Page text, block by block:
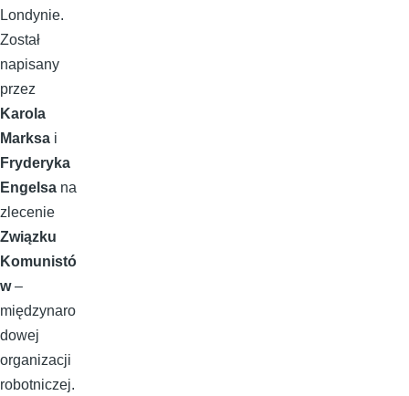
Londynie.
Został
napisany
przez
Karola
Marksa i
Fryderyka
Engelsa na
zlecenie
Związku
Komunistó
w–
międzynaro
dowej
organizacji
robotniczej.